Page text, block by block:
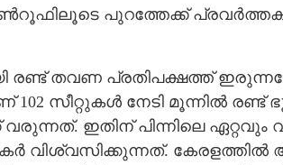
പുറത്തേക്ക്
രണ്ട് തവണ പ്രതിപക്ഷത്ത്
102 സീറ്റുകള്‍ നേടി മൂന്നില്‍ രണ്ട്
ഇതിന് പിന്നിലെ ഏറ്റവും
വിശ്വസിക്കുന്നത്. കേരളത്തില്‍